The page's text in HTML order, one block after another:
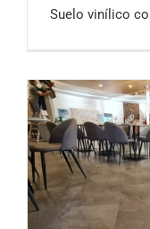
Suelo vinílico